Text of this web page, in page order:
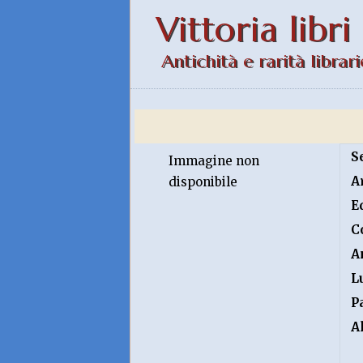
Vittoria libri
Antichità e rarità
Immagine non
disponibile